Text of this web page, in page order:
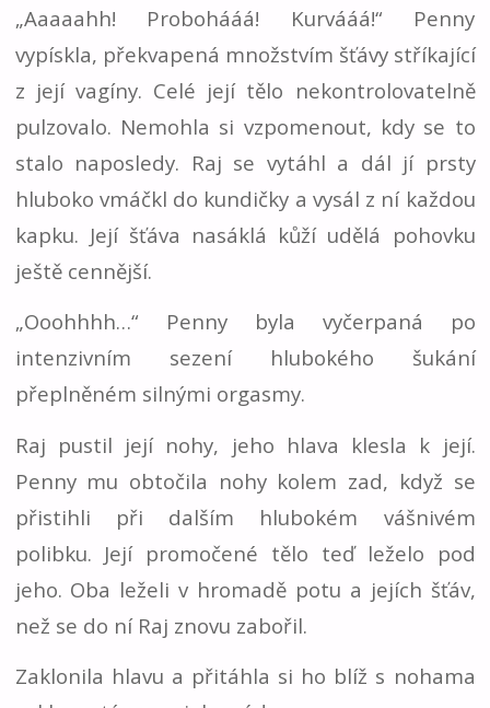
„Aaaaahh! Probohááá! Kurvááá!“ Penny
vypískla, překvapená množstvím šťávy stříkající
z její vagíny. Celé její tělo nekontrolovatelně
pulzovalo. Nemohla si vzpomenout, kdy se to
stalo naposledy. Raj se vytáhl a dál jí prsty
hluboko vmáčkl do kundičky a vysál z ní každou
kapku. Její šťáva nasáklá kůží udělá pohovku
ještě cennější.
„Ooohhhh…“ Penny byla vyčerpaná po
intenzivním sezení hlubokého šukání
přeplněném silnými orgasmy.
Raj pustil její nohy, jeho hlava klesla k její.
Penny mu obtočila nohy kolem zad, když se
přistihli při dalším hlubokém vášnivém
polibku. Její promočené tělo teď leželo pod
jeho. Oba leželi v hromadě potu a jejích šťáv,
než se do ní Raj znovu zabořil.
Zaklonila hlavu a přitáhla si ho blíž s nohama